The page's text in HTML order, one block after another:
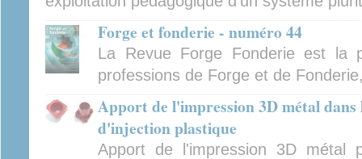
Forge et fonderie - numéro 44
La Revue Forge Fonderie est la
professions de Forge et de
Apport de l'impression 3D métal dans
d'injection plastique
Apport de l'impression 3D métal